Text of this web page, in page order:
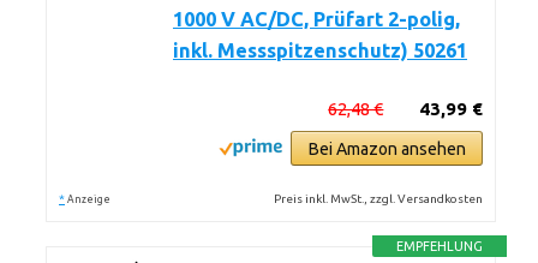
1000 V AC/DC, Prüfart 2-polig,
inkl. Messspitzenschutz) 50261
43,99 €
62,48 €
Bei Amazon ansehen
* Anzeige Preis inkl. MwSt., zzgl. Versandkosten
EMPFEHLUNG